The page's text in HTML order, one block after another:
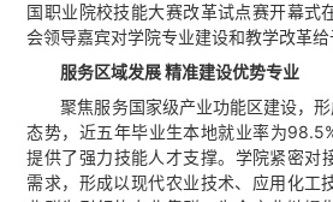
国职业院校技能大赛改革试点赛开幕式
会领导嘉宾对学院专业建设和教学改革给
服务区域发展 精准建设优势专业
聚焦服务国家级产业功能区建设，
态势，近五年毕业生本地就业率为
提供了强力技能人才支撑。学院紧密对
需求，形成以现代农业技术、应用化工